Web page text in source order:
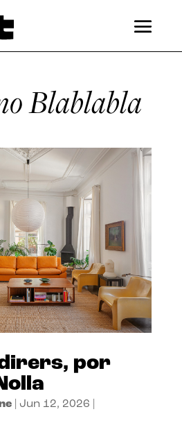
Blablabla
por
| Jun 12, 2026